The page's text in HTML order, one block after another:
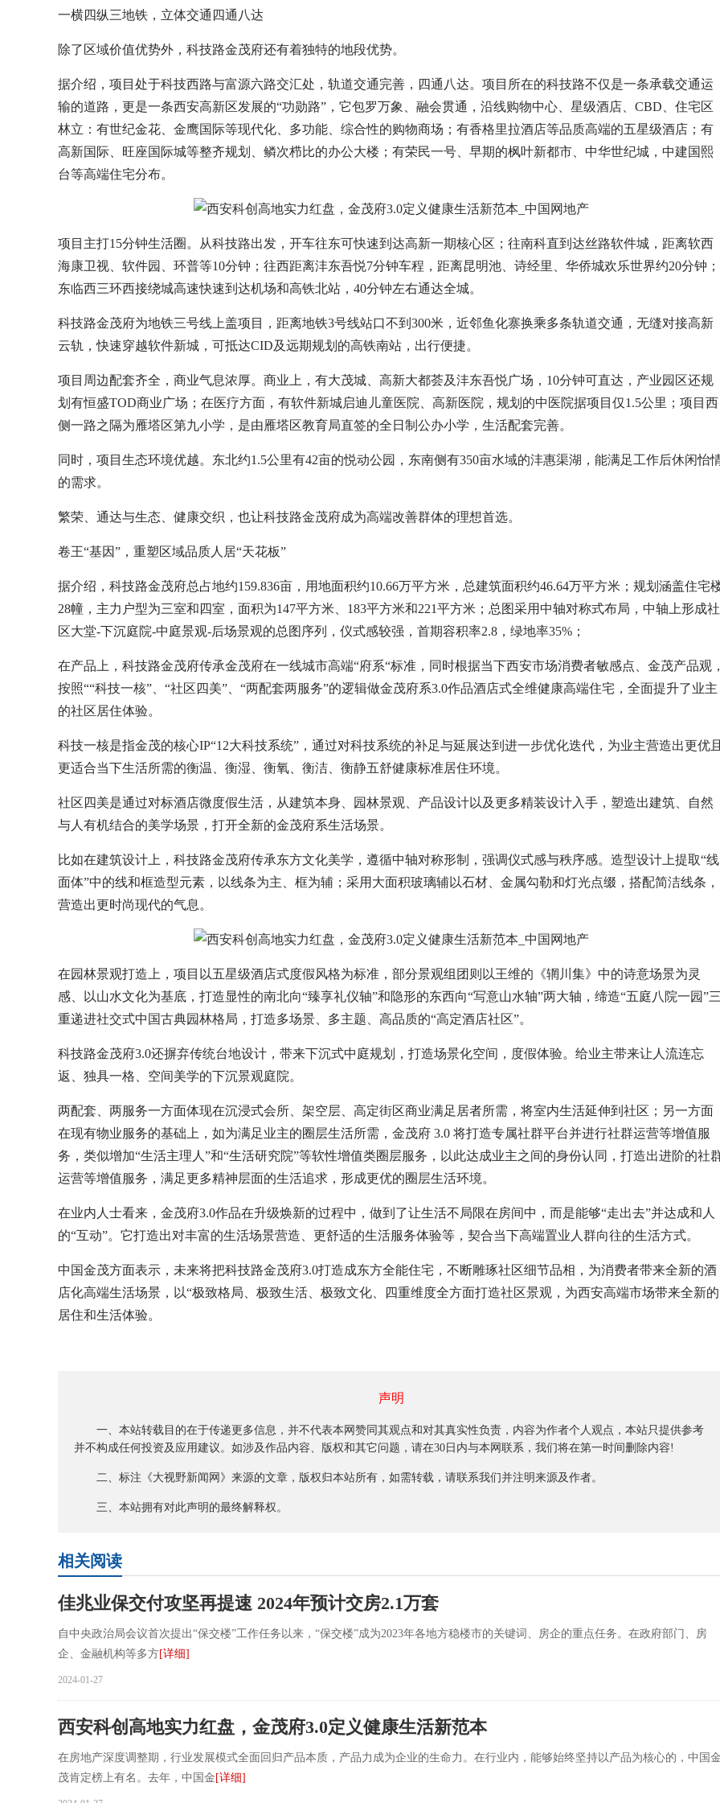
一横四纵三地铁，立体交通四通八达
除了区域价值优势外，科技路金茂府还有着独特的地段优势。
据介绍，项目处于科技西路与富源六路交汇处，轨道交通完善，四通八达。项目所在的科技路不仅是一条承载交通运
输的道路，更是一条西安高新区发展的“功勋路”，它包罗万象、融会贯通，沿线购物中心、星级酒店、CBD、住宅区
林立：有世纪金花、金鹰国际等现代化、多功能、综合性的购物商场；有香格里拉酒店等品质高端的五星级酒店；有
高新国际、旺座国际城等整齐规划、鳞次栉比的办公大楼；有荣民一号、早期的枫叶新都市、中华世纪城，中建国熙
台等高端住宅分布。
项目主打15分钟生活圈。从科技路出发，开车往东可快速到达高新一期核心区；往南科直到达丝路软件城，距离软西
海康卫视、软件园、环普等10分钟；往西距离沣东吾悦7分钟车程，距离昆明池、诗经里、华侨城欢乐世界约20分钟；
东临西三环西接绕城高速快速到达机场和高铁北站，40分钟左右通达全城。
科技路金茂府为地铁三号线上盖项目，距离地铁3号线站口不到300米，近邻鱼化寨换乘多条轨道交通，无缝对接高新
云轨，快速穿越软件新城，可抵达CID及远期规划的高铁南站，出行便捷。
项目周边配套齐全，商业气息浓厚。商业上，有大茂城、高新大都荟及沣东吾悦广场，10分钟可直达，产业园区还规
划有恒盛TOD商业广场；在医疗方面，有软件新城启迪儿童医院、高新医院，规划的中医院据项目仅1.5公里；项目西
侧一路之隔为雁塔区第九小学，是由雁塔区教育局直签的全日制公办小学，生活配套完善。
同时，项目生态环境优越。东北约1.5公里有42亩的悦动公园，东南侧有350亩水域的沣惠渠湖，能满足工作后休闲怡
的需求。
繁荣、通达与生态、健康交织，也让科技路金茂府成为高端改善群体的理想首选。
卷王“基因”，重塑区域品质人居“天花板”
据介绍，科技路金茂府总占地约159.836亩，用地面积约10.66万平方米，总建筑面积约46.64万平方米；规划涵盖住宅
28幢，主力户型为三室和四室，面积为147平方米、183平方米和221平方米；总图采用中轴对称式布局，中轴上形成社
区大堂-下沉庭院-中庭景观-后场景观的总图序列，仪式感较强，首期容积率2.8，绿地率35%；
在产品上，科技路金茂府传承金茂府在一线城市高端“府系“标准，同时根据当下西安市场消费者敏感点、金茂产品观，
按照““科技一核”、“社区四美”、“两配套两服务”的逻辑做金茂府系3.0作品酒店式全维健康高端住宅，全面提升了业主
的社区居住体验。
科技一核是指金茂的核心IP“12大科技系统”，通过对科技系统的补足与延展达到进一步优化迭代，为业主营造出更优且
更适合当下生活所需的衡温、衡湿、衡氧、衡洁、衡静五舒健康标准居住环境。
社区四美是通过对标酒店微度假生活，从建筑本身、园林景观、产品设计以及更多精装设计入手，塑造出建筑、自然
与人有机结合的美学场景，打开全新的金茂府系生活场景。
比如在建筑设计上，科技路金茂府传承东方文化美学，遵循中轴对称形制，强调仪式感与秩序感。造型设计上提取“线
面体”中的线和框造型元素，以线条为主、框为辅；采用大面积玻璃辅以石材、金属勾勒和灯光点缀，搭配简洁线条，
营造出更时尚现代的气息。
在园林景观打造上，项目以五星级酒店式度假风格为标准，部分景观组团则以王维的《辋川集》中的诗意场景为灵
感、以山水文化为基底，打造显性的南北向“臻享礼仪轴”和隐形的东西向“写意山水轴”两大轴，缔造“五庭八院一园”三
重递进社交式中国古典园林格局，打造多场景、多主题、高品质的“高定酒店社区”。
科技路金茂府3.0还摒弃传统台地设计，带来下沉式中庭规划，打造场景化空间，度假体验。给业主带来让人流连忘
返、独具一格、空间美学的下沉景观庭院。
两配套、两服务一方面体现在沉浸式会所、架空层、高定街区商业满足居者所需，将室内生活延伸到社区；另一方面
在现有物业服务的基础上，如为满足业主的圈层生活所需，金茂府 3.0 将打造专属社群平台并进行社群运营等增值服
务，类似增加“生活主理人”和“生活研究院”等软性增值类圈层服务，以此达成业主之间的身份认同，打造出进阶的社
运营等增值服务，满足更多精神层面的生活追求，形成更优的圈层生活环境。
在业内人士看来，金茂府3.0作品在升级焕新的过程中，做到了让生活不局限在房间中，而是能够“走出去”并达成和人
的“互动”。它打造出对丰富的生活场景营造、更舒适的生活服务体验等，契合当下高端置业人群向往的生活方式。
中国金茂方面表示，未来将把科技路金茂府3.0打造成东方全能住宅，不断雕琢社区细节品相，为消费者带来全新的酒
店化高端生活场景，以“极致格局、极致生活、极致文化、四重维度全方面打造社区景观，为西安高端市场带来全新的
居住和生活体验。
声明
一、本站转载目的在于传递更多信息，并不代表本网赞同其观点和对其真实性负责，内容为作者个人观点，本站只提供参考
并不构成任何投资及应用建议。如涉及作品内容、版权和其它问题，请在30日内与本网联系，我们将在第一时间删除内容!
二、标注《大视野新闻网》来源的文章，版权归本站所有，如需转载，请联系我们并注明来源及作者。
三、本站拥有对此声明的最终解释权。
相关阅读
佳兆业保交付攻坚再提速 2024年预计交房2.1万套
自中央政治局会议首次提出“保交楼”工作任务以来，“保交楼”成为2023年各地方稳楼市的关键词、房企的重点任务。在政府部门、房
企、金融机构等多方[详细]
2024-01-27
西安科创高地实力红盘，金茂府3.0定义健康生活新范本
在房地产深度调整期，行业发展模式全面回归产品本质，产品力成为企业的生命力。在行业内，能够始终坚持以产品为核心的，中国金
茂肯定榜上有名。去年，中国金 [详细]